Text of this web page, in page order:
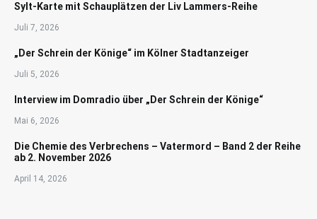
Sylt-Karte mit Schauplätzen der Liv Lammers-Reihe
Juli 7, 2026
„Der Schrein der Könige“ im Kölner Stadtanzeiger
Juli 5, 2026
Interview im Domradio über „Der Schrein der Könige“
Mai 6, 2026
Die Chemie des Verbrechens – Vatermord – Band 2 der Reihe
ab 2. November 2026
April 14, 2026